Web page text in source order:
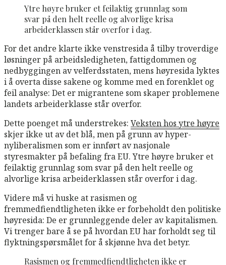
Ytre høyre bruker et feilaktig grunnlag som
svar på den helt reelle og alvorlige krisa
arbeiderklassen står overfor i dag.
For det andre klarte ikke venstresida å tilby troverdige
løsninger på arbeidsledigheten, fattigdommen og
nedbyggingen av velferdsstaten, mens høyresida lyktes
i å overta disse sakene og komme med en forenklet og
feil analyse: Det er migrantene som skaper problemene
landets arbeiderklasse står overfor.
Dette poenget må understrekes: Veksten hos ytre høyre
skjer ikke ut av det blå, men på grunn av hyper-
nyliberalismen som er innført av nasjonale
styresmakter på befaling fra EU. Ytre høyre bruker et
feilaktig grunnlag som svar på den helt reelle og
alvorlige krisa arbeiderklassen står overfor i dag.
Videre må vi huske at rasismen og
fremmedfiendtligheten ikke er forbeholdt den politiske
høyresida: De er grunnleggende deler av kapitalismen.
Vi trenger bare å se på hvordan EU har forholdt seg til
flyktningspørsmålet for å skjønne hva det betyr.
Rasismen og fremmedfiendtligheten ikke er